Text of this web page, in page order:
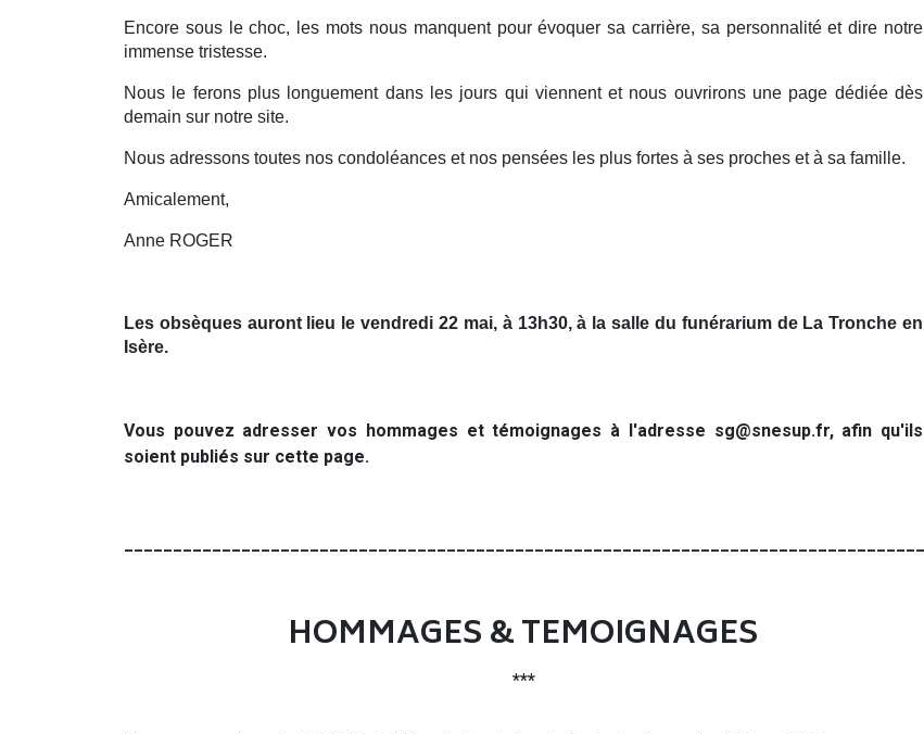
Encore sous le choc, les mots nous manquent pour évoquer sa carrière, sa personnalité et dire notre
immense tristesse.
Nous le ferons plus longuement dans les jours qui viennent et nous ouvrirons une page dédiée dès
demain sur notre site.
Nous adressons toutes nos condoléances et nos pensées les plus fortes à ses proches et à sa famille.
Amicalement,
Anne ROGER
Les obsèques auront lieu le vendredi 22 mai, à 13h30, à la salle du funérarium de La Tronche en
Isère.
Vous pouvez adresser vos hommages et témoignages à l'adresse sg@snesup.fr, afin qu'ils
soient publiés sur cette page.
HOMMAGES & TEMOIGNAGES
***